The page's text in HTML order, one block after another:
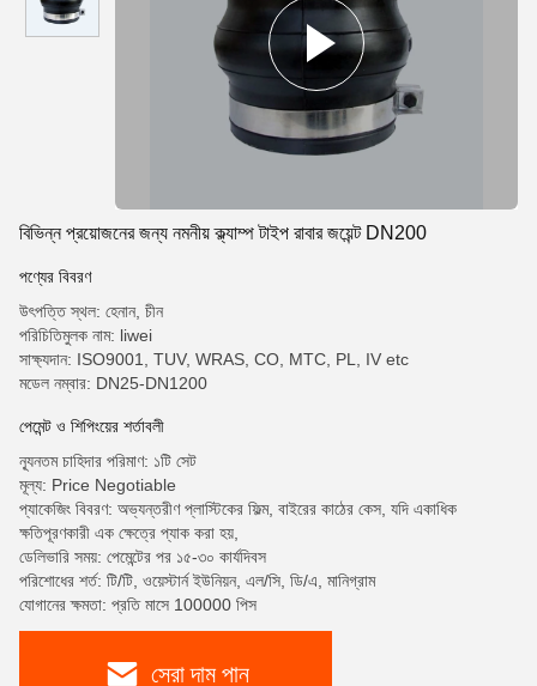
বিভিন্ন প্রয়োজনের জন্য নমনীয় ক্ল্যাম্প টাইপ রাবার জয়েন্ট DN200
পণ্যের বিবরণ
উৎপত্তি স্থল: হেনান, চীন
পরিচিতিমুলক নাম: liwei
সাক্ষ্যদান: ISO9001, TUV, WRAS, CO, MTC, PL, IV etc
মডেল নম্বার: DN25-DN1200
পেমেন্ট ও শিপিংয়ের শর্তাবলী
ন্যূনতম চাহিদার পরিমাণ: ১টি সেট
মূল্য: Price Negotiable
প্যাকেজিং বিবরণ: অভ্যন্তরীণ প্লাস্টিকের ফিল্ম, বাইরের কাঠের কেস, যদি একাধিক
ক্ষতিপূরণকারী এক ক্ষেত্রে প্যাক করা হয়,
ডেলিভারি সময়: পেমেন্টের পর ১৫-৩০ কার্যদিবস
পরিশোধের শর্ত: টি/টি, ওয়েস্টার্ন ইউনিয়ন, এল/সি, ডি/এ, মানিগ্রাম
যোগানের ক্ষমতা: প্রতি মাসে 100000 পিস
সেরা দাম পান